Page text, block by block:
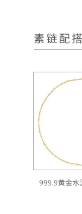
素链配搭
999.9黄金水